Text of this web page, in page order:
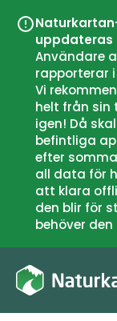
uppdateras
Användare
rapporterar
Vi
helt från sin
igen! Då
befintliga
efter
all data för
att klara
den blir för
behöver